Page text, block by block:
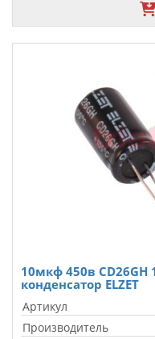
10мкф 450в CD26GH
конденсатор ELZET
Артикул
Производитель